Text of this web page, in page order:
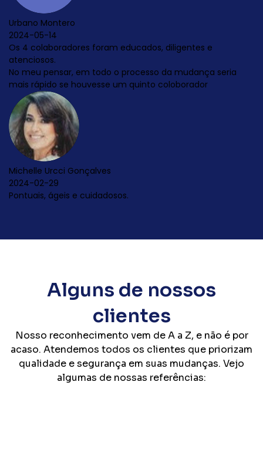
diligentes e
da mudança seria
coloborador
Alguns de nossos
clientes
Nosso reconhecimento vem de A a Z, e não é por
acaso. Atendemos todos os clientes que priorizam
qualidade e segurança em suas mudanças. Vejo
algumas de nossas referências: